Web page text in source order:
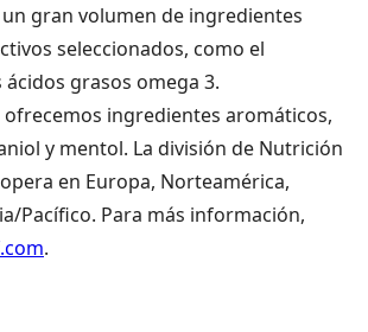
gran volumen de ingredientes
seleccionados, como el
grasos omega 3.
ingredientes aromáticos,
y mentol. La división de Nutrición
opera en Europa, Norteamérica,
Pacífico. Para más información,
.